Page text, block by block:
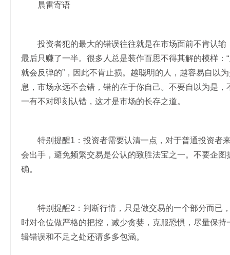
晨雷寄语
投资者犯的最大的错误往往就是在市场面前不肯认输
最后只赚了一半。很多人总是装作百思不得其解的模样
就会反弹的”，因此不肯止损。越聪明的人，越容易自以
息，市场永远不会错，错的在于你自己。不要自以为是
一有不对即刻认错，这才是市场的长存之道。
特别提醒1：投资者需要认清一点，对于普通投资者
会出手，避免频繁交易是公认的致胜法宝之一。不要企
确。
特别提醒2：判断行情，只是做交易的一个部分而已
时对仓位做严格的把控，减少贪婪，克服恐惧，尽量保
辑错误和不足之处还请多多包涵。